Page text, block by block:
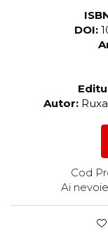
DOI:
Autor:
Cod
Ai